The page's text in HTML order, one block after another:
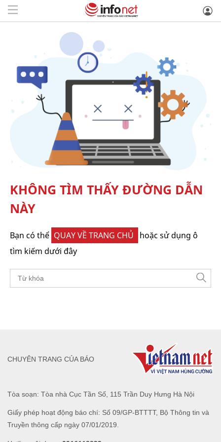
KHÔNG TÌM THẤY ĐƯỜNG DẪN
NÀY
Bạn có thể QUAY VỀ TRANG CHỦ
hoặc sử dụng ô
tìm kiếm dưới đây
Tòa soạn: Tòa nhà Cục Tần Số, 115 Trần Duy Hưng Hà Nội
Giấy phép hoạt động báo chí: Số 09/GP-BTTTT, Bộ Thông tin và
Truyền thông cấp ngày 07/01/2019.
CHUYÊN TRANG CỦA BÁO